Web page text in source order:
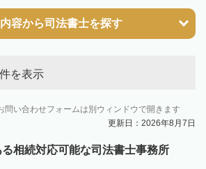
容から司法書士を探す
件を表示
問い合わせフォームは別ウィンドウで開きます
更新日：2026年8月7日
相続対応可能な司法書士事務所